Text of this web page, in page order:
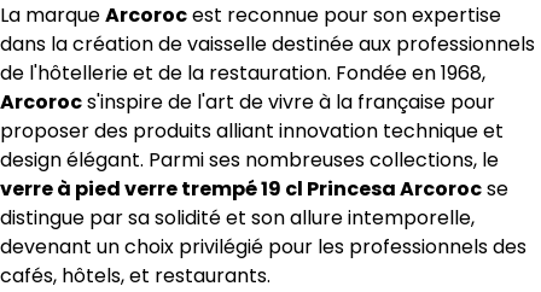
La marqueArcorocest reconnue pour son expertise
dans la création de vaisselle destinée aux professionnels
de l'hôtellerie et de la restauration. Fondée en 1968,
Arcorocs'inspire de l'art de vivre à la française pour
proposer des produits alliant innovation technique et
design élégant. Parmi ses nombreuses collections, le
verre à pied verre trempé 19 cl Princesa Arcorocse
distingue par sa solidité et son allure intemporelle,
devenant un choix privilégié pour les professionnels des
cafés, hôtels, et restaurants.